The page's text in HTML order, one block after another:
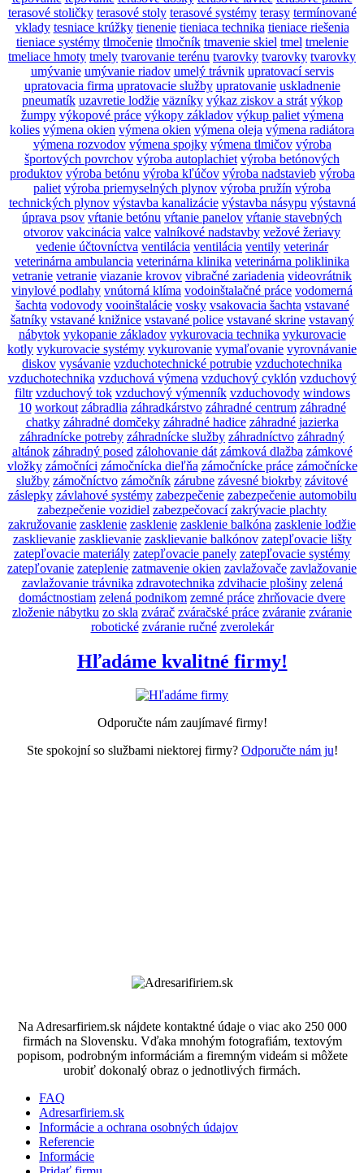
terasové stoličky terasové stoly terasové systémy terasy termínované
vklady tesniace krúžky tienenie tieniaca technika tieniace riešenia
tieniace systémy tlmočenie tlmočník tmavenie skiel tmel tmelenie
tmeliace hmoty tmely tvarovanie terénu tvarovky tvarovky tvarovky
umývanie umývanie riadov umelý trávnik upratovací servis
upratovacia firma upratovacie služby upratovanie uskladnenie
pneumatík uzavretie lodžie väzníky výkaz ziskov a strát výkop
žumpy výkopové práce výkopy základov výkup paliet výmena
kolies výmena okien výmena okien výmena oleja výmena radiátora
výmena rozvodov výmena spojky výmena tlmičov výroba
športových povrchov výroba autoplachiet výroba betónových
produktov výroba betónu výroba kľúčov výroba nadstavieb výroba
paliet výroba priemyselných plynov výroba pružín výroba
technických plynov výstavba kanalizácie výstavba násypu výstavná
úprava psov vŕtanie betónu vŕtanie panelov vŕtanie stavebných
otvorov vakcinácia valce valníkové nadstavby vežové žeriavy
vedenie účtovníctva ventilácia ventilácia ventily veterinár
veterinárna ambulancia veterinárna klinika veterinárna poliklinika
vetranie vetranie viazanie krovov vibračné zariadenia videovrátnik
vinylové podlahy vnútorná klíma vodoinštalačné práce vodomerná
šachta vodovody vooinštalácie vosky vsakovacia šachta vstavané
šatníky vstavané knižnice vstavané police vstavané skrine vstavaný
nábytok vykopanie základov vykurovacia technika vykurovacie
kotly vykurovacie systémy vykurovanie vymaľovanie vyrovnávanie
diskov vysávanie vzduchotechnické potrubie vzduchotechnika
vzduchotechnika vzduchová výmena vzduchový cyklón vzduchový
filtr vzduchový tok vzduchový výmenník vzduchovody windows
10 workout zábradlia záhradkárstvo záhradné centrum záhradné
chatky záhradné domčeky záhradné hadice záhradné jazierka
záhradnícke potreby záhradnícke služby záhradníctvo záhradný
altánok záhradný posed zálohovanie dát zámková dlažba zámkové
vložky zámočníci zámočnícka dieľňa zámočnícke práce zámočnícke
služby zámočníctvo zámočník zárubne závesné biokrby závitové
záslepky závlahové systémy zabezpečenie zabezpečenie automobilu
zabezpečenie vozidiel zabezpečovací zakrývacie plachty
zakružovanie zasklenie zasklenie zasklenie balkóna zasklenie lodžie
zasklievanie zasklievanie zasklievanie balkónov zatepľovacie lišty
zatepľovacie materiály zatepľovacie panely zatepľovacie systémy
zatepľovanie zateplenie zatmavenie okien zavlažovače zavlažovanie
zavlažovanie trávnika zdravotechnika zdvihacie plošiny zelená
domáctnostiam zelená podnikom zemné práce zhrňovacie dvere
zloženie nábytku zo skla zvárač zváračské práce zváranie zváranie
robotické zváranie ručné zverolekár
Hľadáme kvalitné firmy!
Odporučte nám zaujímavé firmy!
Ste spokojní so službami niektorej firmy? Odporučte nám ju!
Na Adresarfiriem.sk nájdete kontaktné údaje o viac ako 250 000
firmách na Slovensku. Vďaka mnohým fotografiám, textovým
popisom, podrobným informáciám a firemným videám si môžete
urobiť dokonalý obraz o jednotlivých firmách.
FAQ
Adresarfiriem.sk
Informácie a ochrana osobných údajov
Referencie
Informácie